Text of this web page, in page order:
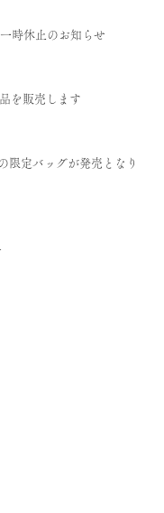
時休止のお知らせ
を販売します
限定バッグが発売となり